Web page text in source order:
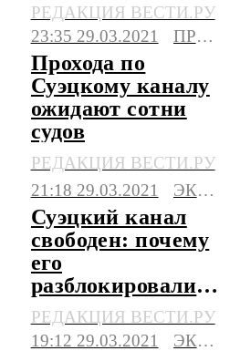
долларов штрафа
РЕДАКЦИЯ ВЕСТИ.РУ
23:35 29.03.2021
ПРОИСШЕСТВИЯ
Прохода по
Суэцкому каналу
ожидают сотни
судов
РЕДАКЦИЯ ВЕСТИ.РУ
21:18 29.03.2021
ЭКОНОМИКА
Суэцкий канал
свободен: почему
его
разблокировали
именно в
полнолуние
РЕДАКЦИЯ ВЕСТИ.РУ
19:12 29.03.2021
ЭКОНОМИКА